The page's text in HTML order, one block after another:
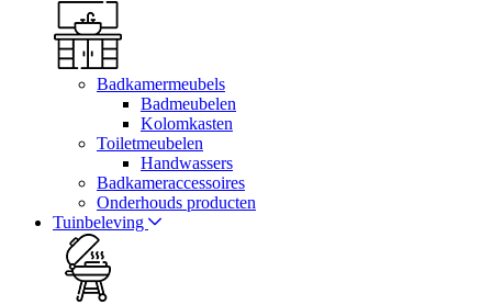
Badkamermeubels
Badmeubelen
Kolomkasten
Toiletmeubelen
Handwassers
Badkameraccessoires
Onderhouds producten
Tuinbeleving